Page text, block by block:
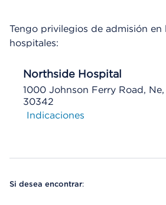
Tengo privilegios de admisión en
hospitales:
Northside Hospital
1000 Johnson Ferry Road,
30342
Indicaciones
Si desea encontrar: